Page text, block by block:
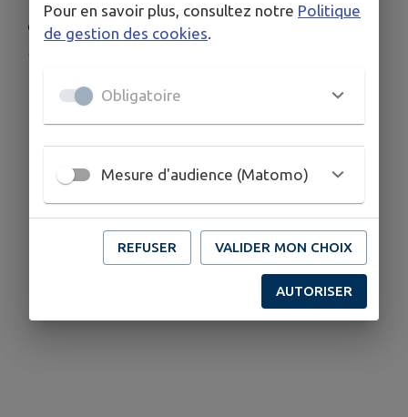
COORDONNÉES
01 39 51 21 21
Pour en savoir plus, consultez notre Politique
de gestion des cookies
Obligatoire
Mesure d'audience (Matomo)
REFUSER VALIDER MON CHOIX
AUTORISER